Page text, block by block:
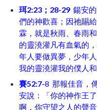
珥2:23；28-29 鍚安
們的神歡喜；因祂賜
霖，就是秋雨、春雨
的靈澆灌凡有血氣的
年人要做異夢，少年
我的靈澆灌我的僕人和
賽52:7-8 那報佳音，
安說：「你的神作王
啊，你守望之人的聲